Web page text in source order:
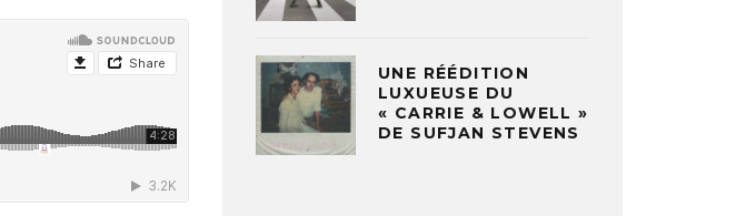
UNE RÉÉDITION
LUXUEUSE DU
« CARRIE & LOWELL »
DE SUFJAN STEVENS